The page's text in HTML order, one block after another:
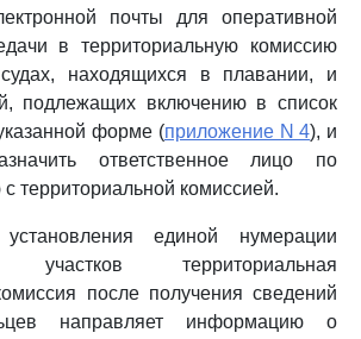
почты для оперативной
в территориальную комиссию
находящихся в плавании, и
подлежащих включению в список
форме (приложение N 4), и
ответственное лицо по
территориальной комиссией.
единой нумерации
участков территориальная
после получения сведений
направляет информацию о